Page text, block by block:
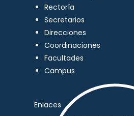
Rectoría
Secretarios
Direcciones
Coordinaciones
Facultades
Campus
Enlaces